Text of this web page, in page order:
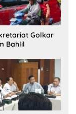
Golkar
Bahlil